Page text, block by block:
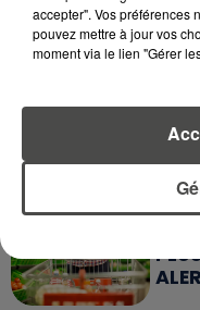
5
accepter". Vos préférences
pouvez mettre à jour vos
moment via le lien "Gérer